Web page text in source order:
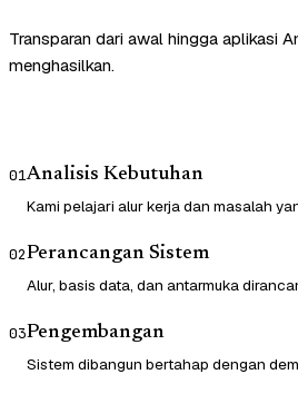
Transparan dari awal hingga aplikasi
menghasilkan.
01Analisis Kebutuhan
Kami pelajari alur kerja dan masalah
02Perancangan Sistem
Alur, basis data, dan antarmuka
03Pengembangan
Sistem dibangun bertahap dengan